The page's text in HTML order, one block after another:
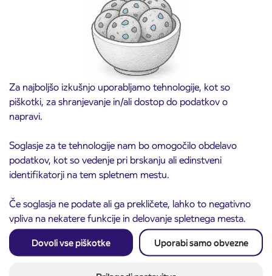
Za najboljšo izkušnjo uporabljamo tehnologije, kot so
piškotki, za shranjevanje in/ali dostop do podatkov o
napravi.
Soglasje za te tehnologije nam bo omogočilo obdelavo
podatkov, kot so vedenje pri brskanju ali edinstveni
identifikatorji na tem spletnem mestu.
Če soglasja ne podate ali ga prekličete, lahko to negativno
vpliva na nekatere funkcije in delovanje spletnega mesta.
Dovoli vse piškotke Uporabi samo obvezne
dobavitelji in poslovni partnerji se strinjajo, da bodo ravnali
skladno z zahtevami vseh dokumentov. Arrivi to predstavlja
pomemben prispevek k trajnostnemu ravnanju v dobavni verigi.
Kodeks, Odgovorna politika nabave in Politika skupine Arriva o
preprečevanju podkupovanja temeljijo – poleg drugega – na
načelih Svetovnega dogovora ZN. Ista načela smo si zastavili v
Kodeksu ravnanja, ki velja za naše vodje in zaposlene. Le-ta velja
po vsem svetu, v vseh podjetjih in za vse posameznike, pri
Kodeks ravnanja Arrive za poslovne partnerje
Politika skupine Arriva o preprečevanju podkupovanja
trgovini z ljudmi
Sistem posredovanja zaupnih